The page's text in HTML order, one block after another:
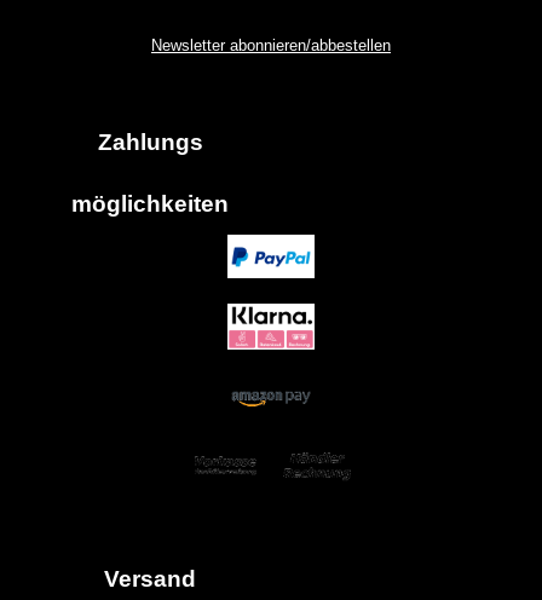
Newsletter abonnieren/abbestellen
Zahlungs
möglich keiten
Versand